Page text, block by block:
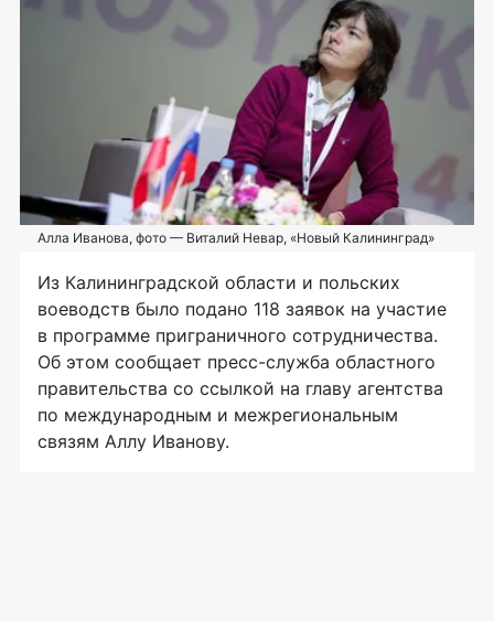
Алла Иванова, фото — Виталий Невар, «Новый Калининград»
Из Калининградской области и польских
воеводств было подано 118 заявок на участие
в программе приграничного сотрудничества.
Об этом сообщает пресс-служба областного
правительства со ссылкой на главу агентства
по международным и межрегиональным
связям Аллу Иванову.